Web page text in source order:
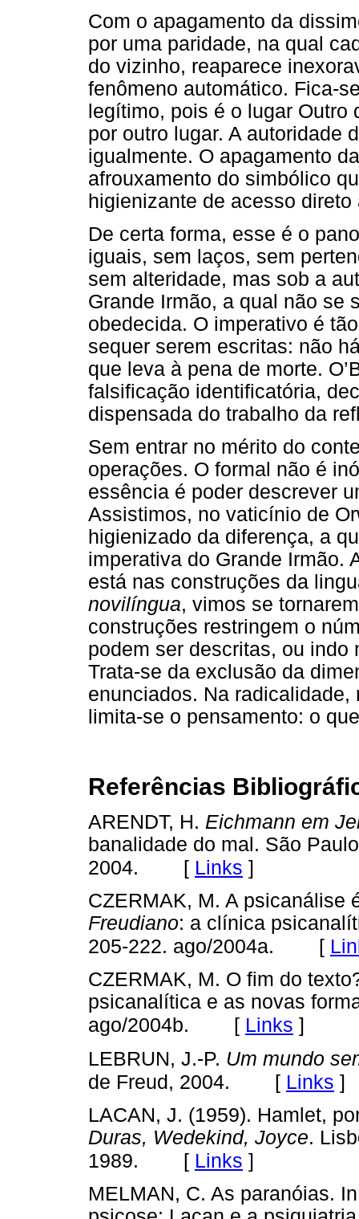
Com o apagamento da
por uma paridade, na qual
do vizinho, reaparece
fenômeno automático. Fica-
legítimo, pois é o lugar
por outro lugar. A autoridade
igualmente. O apagamento
afrouxamento do simbólico
higienizante de acesso
De certa forma, esse é o
iguais, sem laços, sem
sem alteridade, mas sob a
Grande Irmão, a qual não se
obedecida. O imperativo é
sequer serem escritas: não
que leva à pena de morte.
falsificação identificatória,
dispensada do trabalho da
Sem entrar no mérito do
operações. O formal não é
essência é poder descrever
Assistimos, no vaticínio de
higienizado da diferença, a
imperativa do Grande Irmão.
está nas construções da
novilíngua, vimos se
construções restringem o
podem ser descritas, ou indo
Trata-se da exclusão da
enunciados. Na
limita-se o pensamento: o
Referências
ARENDT, H. Eichmann em
banalidade do mal. São
2004. [ Links ]
CZERMAK, M. A psicanálise
Freudiano: a clínica
205-222. ago/2004a. [
CZERMAK, M. O fim do
psicanalítica e as novas
ago/2004b. [ Links ]
LEBRUN, J.-P. Um mundo
de Freud, 2004. [ Links ]
LACAN, J. (1959). Hamlet,
Duras, Wedekind, Joyce.
1989. [ Links ]
MELMAN, C. As paranóias.